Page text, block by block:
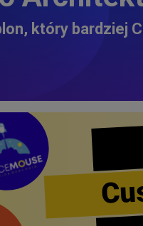
który bardziej